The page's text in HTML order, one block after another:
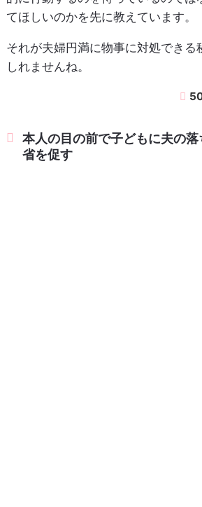
てほしいのかを先に教えています。
それが夫婦円満に物事に対処できる
しれませんね。
本人の目の前で子どもに夫の
省を促す